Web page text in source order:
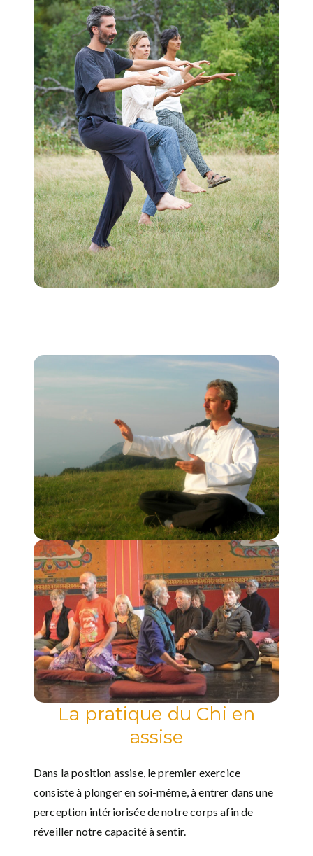
La pratique du Chi en
assise
Dans la position assise, le premier exercice
consiste à plonger en soi-même, à entrer dans une
perception intériorisée de notre corps afin de
réveiller notre capacité à sentir.